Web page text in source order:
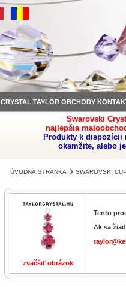
CRYSTAL TAYLOR OBCHODY
Swarovski
najlepšia
Produkty k dispozícii
okamžite, alebo
ÚVODNÁ STRÁNKA SWAROVSKI
zväčšiť obrázok
Tento
Ak sa